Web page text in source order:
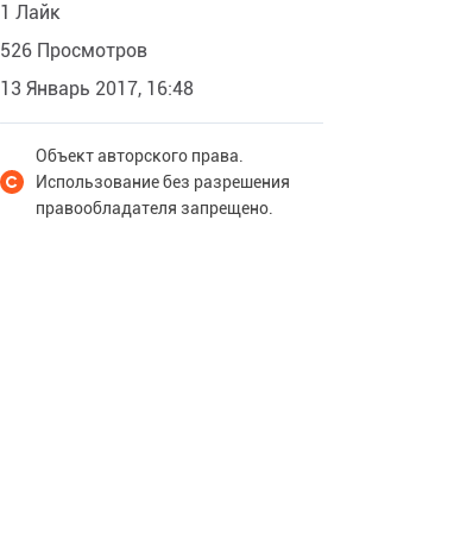
1 Лайк
526 Просмотров
13 Январь 2017, 16:48
Объект авторского права.
Использование без разрешения
правообладателя запрещено.